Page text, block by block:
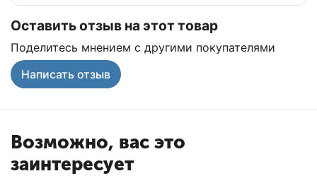
Оставить отзыв на этот товар
Поделитесь мнением с другими покупателями
Написать отзыв
Возможно, вас это
заинтересует